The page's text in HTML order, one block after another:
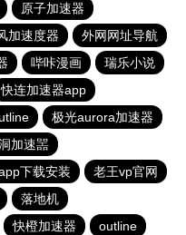
原子加速器
加速度器
外网网址导航
哔咔漫画
瑞乐小说
快连加速器app
极光aurora加速器
加速噐
下载安装
老王vp官网
落地机
快橙加速器
outline